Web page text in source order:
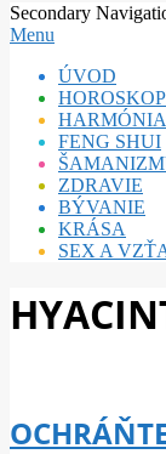
Secondary
Menu
ÚVOD
HARMÓNIA
FENG SHUI
ZDRAVIE
BÝVANIE
KRÁSA
SEX A